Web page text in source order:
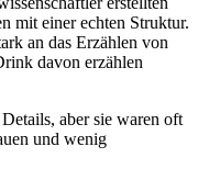
mit einer echten Struktur.
an das Erzählen von
davon erzählen
aber sie waren oft
und wenig